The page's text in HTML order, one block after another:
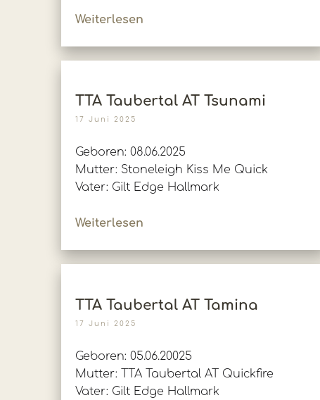
Weiterlesen
TTA Taubertal AT Tsunami
17 Juni 2025
Geboren: 08.06.2025
Mutter: Stoneleigh Kiss Me Quick
Vater: Gilt Edge Hallmark
Weiterlesen
TTA Taubertal AT Tamina
17 Juni 2025
Geboren: 05.06.20025
Mutter: TTA Taubertal AT Quickfire
Vater: Gilt Edge Hallmark